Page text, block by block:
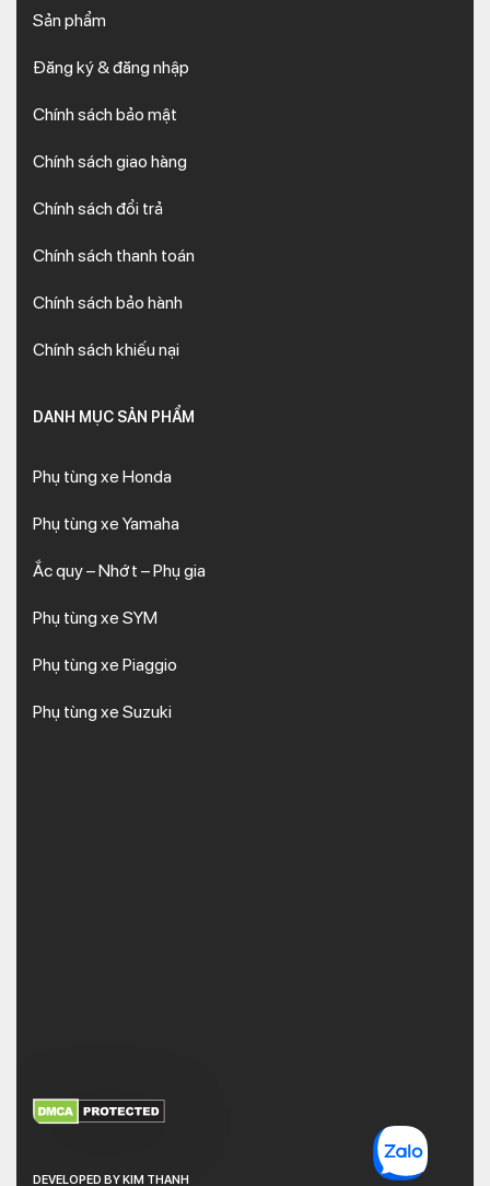
Sản phẩm
Đăng ký & đăng nhập
Chính sách bảo mật
Chính sách giao hàng
Chính sách đổi trả
Chính sách thanh toán
Chính sách bảo hành
Chính sách khiếu nại
DANH MỤC SẢN PHẨM
Phụ tùng xe Honda
Phụ tùng xe Yamaha
Ắc quy – Nhớt – Phụ gia
Phụ tùng xe SYM
Phụ tùng xe Piaggio
Phụ tùng xe Suzuki
DEVELOPED BY KIM THANH
XEM THÊM